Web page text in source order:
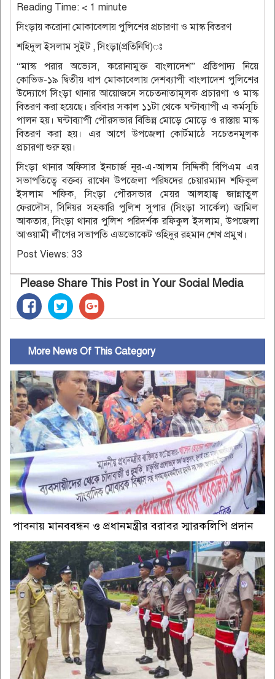
Reading Time: < 1 minute
সিংড়ায় করোনা মোকাবেলায় পুলিশের প্রচারণা ও মাস্ক বিতরণ
শহিদুল ইসলাম সুইট , সিংড়া(প্রতিনিধি)ঃ
“মাস্ক পরার অভ্যেস, করোনামুক্ত বাংলাদেশ” প্রতিপাদ্য নিয়ে
কোভিড-১৯ দ্বিতীয় ধাপ মোকাবেলায় দেশব্যাপী বাংলাদেশ পুলিশের
উদ্যোগে সিংড়া থানার আয়োজনে সচেতনাতামূলক প্রচারণা ও মাস্ক
বিতরণ করা হয়েছে। রবিবার সকাল ১১টা থেকে ঘন্টাব্যাপী এ কর্মসূচি
পালন হয়। ঘন্টাব্যাপী পৌরসভার বিভিন্ন মোড়ে মোড়ে ও রাস্তায় মাস্ক
বিতরণ করা হয়। এর আগে উপজেলা কোর্টমাঠে সচেতনমূলক
প্রচারণা শুরু হয়।
সিংড়া থানার অফিসার ইনচার্জ নূর-এ-আলম সিদ্দিকী বিপিএম এর
সভাপতিত্বে বক্তব্য রাখেন উপজেলা পরিষদের চেয়ারম্যান শফিকুল
ইসলাম শফিক, সিংড়া পৌরসভার মেয়র আলহাজ্ব জান্নাতুল
ফেরদৌস, সিনিয়র সহকারি পুলিশ সুপার (সিংড়া সার্কেল) জামিল
আকতার, সিংড়া থানার পুলিশ পরিদর্শক রফিকুল ইসলাম, উপজেলা
আওয়ামী লীগের সভাপতি এডভোকেট ওহিদুর রহমান শেখ প্রমুখ।
Post Views: 33
Please Share This Post in Your Social Media
More News Of This Category
পাবনায় মানববন্ধন ও প্রধানমন্ত্রীর বরাবর স্মারকলিপি প্রদান